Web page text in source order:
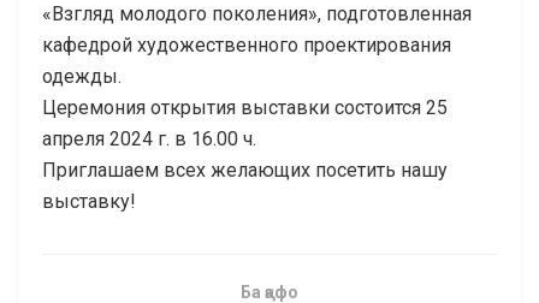
«Взгляд молодого поколения», подготовленная
кафедрой художественного проектирования
одежды.
Церемония открытия выставки состоится 25
апреля 2024 г. в 16.00 ч.
Приглашаем всех желающих посетить нашу
выставку!
Ба қафо